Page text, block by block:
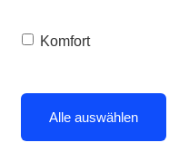
Komfort
Alle auswählen